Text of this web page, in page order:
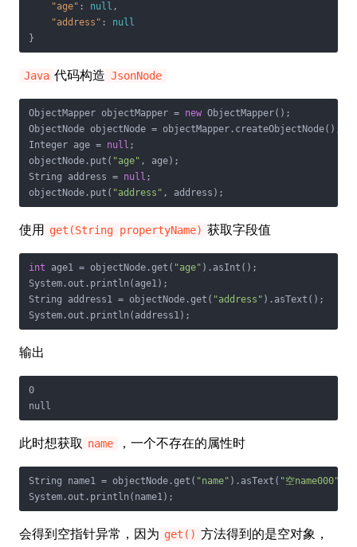
"age" : null ,
"address" : null
Java 代码构造 JsonNode
ObjectMapper objectMapper = new ObjectMapper();
ObjectNode objectNode = objectMapper.createObjectNode();
Integer age = null ;
objectNode.put( "age" , age);
String address = null ;
objectNode.put( "address"
使用 get(String propertyName) 获取字段值
int age1 = objectNode.get( "age" ).asInt();
System.out.println(age1);
String address1 = objectNode.get( "address" ).asText();
输出
0
此时想获取 name ，一个不存在的属性时
String name1 = objectNode.get( "name" ).asText( "空name000"
会得到空指针异常，因为 get() 方法得到的是空对象，